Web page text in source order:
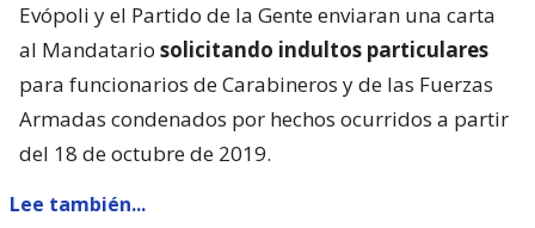
Evópoli y el Partido de la Gente enviaran una carta
al Mandatario solicitando indultos particulares
para funcionarios de Carabineros y de las Fuerzas
Armadas condenados por hechos ocurridos a partir
del 18 de octubre de 2019.
Lee también...